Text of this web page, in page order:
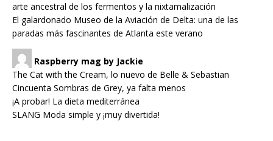
arte ancestral de los fermentos y la nixtamalización
El galardonado Museo de la Aviación de Delta: una de las
paradas más fascinantes de Atlanta este verano
Raspberry mag by Jackie
The Cat with the Cream, lo nuevo de Belle & Sebastian
Cincuenta Sombras de Grey, ya falta menos
¡A probar! La dieta mediterránea
SLANG Moda simple y ¡muy divertida!